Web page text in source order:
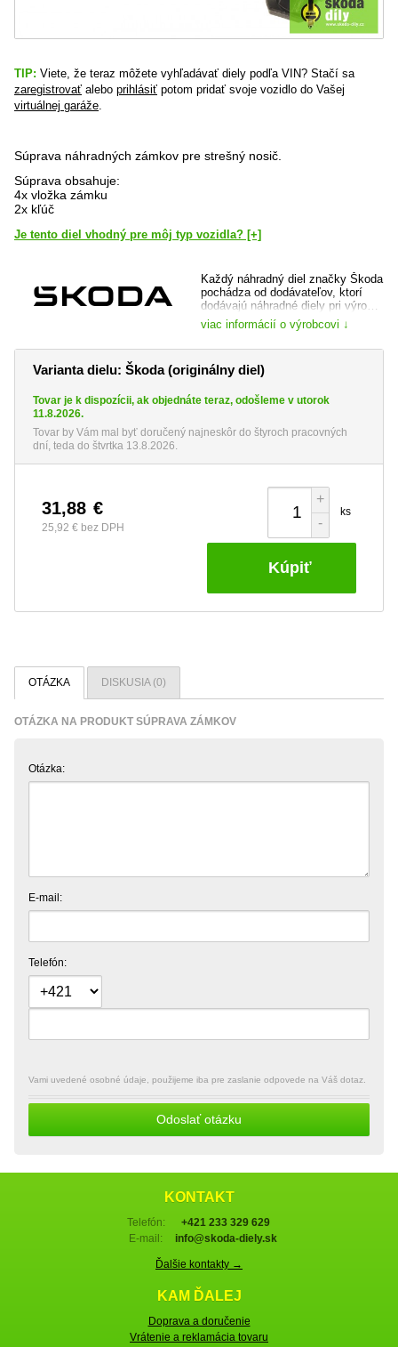
TIP: Viete, že teraz môžete vyhľadávať diely podľa VIN? Stačí sa
zaregistrovať alebo prihlásiť potom pridať svoje vozidlo do Vašej
virtuálnej garáže
Súprava náhradných zámkov pre strešný nosič.
Súprava obsahuje:
4x vložka zámku
2x kľúč
Je tento diel vhodný pre môj typ vozidla? [+]
Každý náhradný diel značky Škoda
pochádza od dodávateľov, ktorí
dodávajú náhradné diely pri výrobe
vozidla a je dôkladne preverený,
ako samotnou automobilkou, tak jej
prípadným dodávateľom. Máte tak
a totožný diel, ktorý bol do vozidla
viac informácií o výrobcovi ↓
Varianta dielu: Škoda (originálny diel)
Tovar je k dispozícii, ak objednáte teraz, odošleme v utorok
11.8.2026.
Tovar by Vám mal byť doručený najneskôr do štyroch pracovných
dní, teda do štvrtka 13.8.2026.
31,88 €
25,92 € bez DPH -
+
ks
Kúpiť
OTÁZKA DISKUSIA (0)
OTÁZKA NA PRODUKT SÚPRAVA ZÁMKOV
Otázka:
E-mail:
Telefón:
Vami uvedené osobné údaje, použijeme iba pre zaslanie odpovede na Váš dotaz.
Odoslať otázku
KONTAKT
Telefón:
+421 233 329 629
E-mail:
info@skoda-diely.sk
Ďalšie kontakty →
KAM ĎALEJ
Doprava a doručenie
Vrátenie a reklamácia tovaru